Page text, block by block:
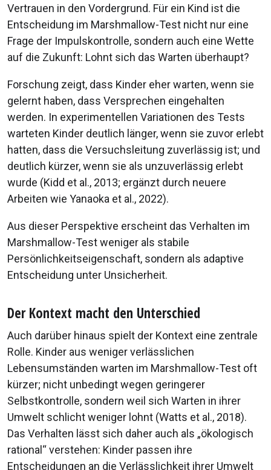
Vertrauen in den Vordergrund. Für ein Kind ist die
Entscheidung im Marshmallow-Test nicht nur eine
Frage der Impulskontrolle, sondern auch eine Wette
auf die Zukunft: Lohnt sich das Warten überhaupt?
Forschung zeigt, dass Kinder eher warten, wenn sie
gelernt haben, dass Versprechen eingehalten
werden. In experimentellen Variationen des Tests
warteten Kinder deutlich länger, wenn sie zuvor erlebt
hatten, dass die Versuchsleitung zuverlässig ist; und
deutlich kürzer, wenn sie als unzuverlässig erlebt
wurde (Kidd et al., 2013; ergänzt durch neuere
Arbeiten wie Yanaoka et al., 2022).
Aus dieser Perspektive erscheint das Verhalten im
Marshmallow-Test weniger als stabile
Persönlichkeitseigenschaft, sondern als adaptive
Entscheidung unter Unsicherheit.
Der Kontext macht den Unterschied
Auch darüber hinaus spielt der Kontext eine zentrale
Rolle. Kinder aus weniger verlässlichen
Lebensumständen warten im Marshmallow-Test oft
kürzer; nicht unbedingt wegen geringerer
Selbstkontrolle, sondern weil sich Warten in ihrer
Umwelt schlicht weniger lohnt (Watts et al., 2018).
Das Verhalten lässt sich daher auch als „ökologisch
rational“ verstehen: Kinder passen ihre
Entscheidungen an die Verlässlichkeit ihrer Umwelt